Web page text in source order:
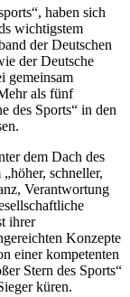
haben sich
wichtigstem
der Deutschen
der Deutsche
gemeinsam
als fünf
des Sports“ in den
dem Dach des
schneller,
Verantwortung
ihrer
Konzepte
einer kompetenten
Stern des Sports“
küren.